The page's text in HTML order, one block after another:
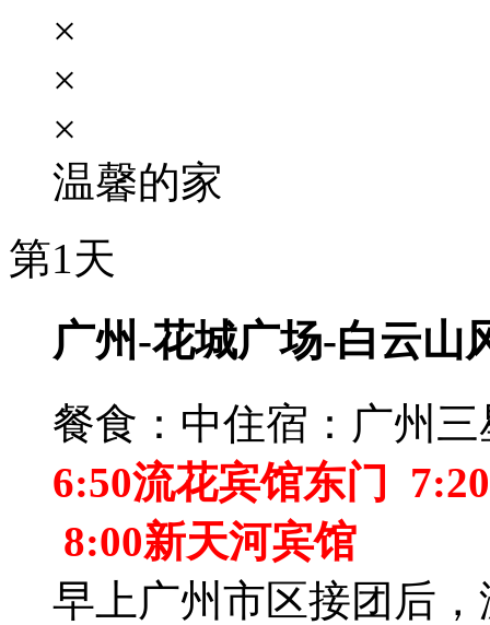
×
×
×
温馨的家
第1天
广州-花城广场-白云山
餐食：中住宿：广州
6:50流花宾馆东门
8:00新天河宾馆
早上广州市区接团后，